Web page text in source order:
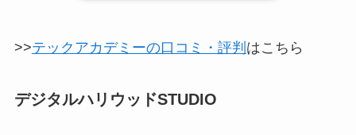
>>テックアカデミーの口コミ・評判 はこちら
デジタルハリウッドSTUDIO